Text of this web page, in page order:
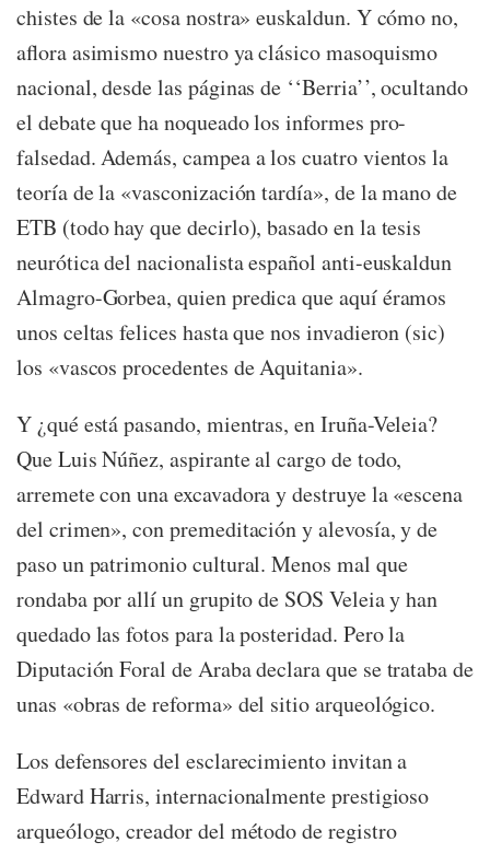
chistes de la «cosa nostra» euskaldun. Y cómo no,
aflora asimismo nuestro ya clásico masoquismo
nacional, desde las páginas de ‘‘Berria’’, ocultando
el debate que ha noqueado los informes pro-
falsedad. Además, campea a los cuatro vientos la
teoría de la «vasconización tardía», de la mano de
ETB (todo hay que decirlo), basado en la tesis
neurótica del nacionalista español anti-euskaldun
Almagro-Gorbea, quien predica que aquí éramos
unos celtas felices hasta que nos invadieron (sic)
los «vascos procedentes de Aquitania».
Y ¿qué está pasando, mientras, en Iruña-Veleia?
Que Luis Núñez, aspirante al cargo de todo,
arremete con una excavadora y destruye la «escena
del crimen», con premeditación y alevosía, y de
paso un patrimonio cultural. Menos mal que
rondaba por allí un grupito de SOS Veleia y han
quedado las fotos para la posteridad. Pero la
Diputación Foral de Araba declara que se trataba de
unas «obras de reforma» del sitio arqueológico.
Los defensores del esclarecimiento invitan a
Edward Harris, internacionalmente prestigioso
arqueólogo, creador del método de registro